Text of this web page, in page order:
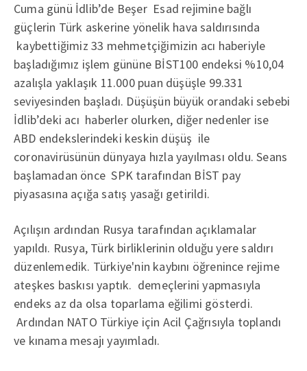
Cuma günü İdlib’de Beşer Esad rejimine bağlı
güçlerin Türk askerine yönelik hava saldırısında
kaybettiğimiz 33 mehmetçiğimizin acı haberiyle
başladığımız işlem gününe BİST100 endeksi %10,04
azalışla yaklaşık 11.000 puan düşüşle 99.331
seviyesinden başladı. Düşüşün büyük orandaki sebebi
İdlib’deki acı haberler olurken, diğer nedenler ise
ABD endekslerindeki keskin düşüş ile
coronavirüsünün dünyaya hızla yayılması oldu. Seans
başlamadan önce SPK tarafından BİST pay
piyasasına açığa satış yasağı getirildi.
Açılışın ardından Rusya tarafından açıklamalar
yapıldı. Rusya, Türk birliklerinin olduğu yere saldırı
düzenlemedik. Türkiye'nin kaybını öğrenince rejime
ateşkes baskısı yaptık. demeçlerini yapmasıyla
endeks az da olsa toparlama eğilimi gösterdi.
Ardından NATO Türkiye için Acil Çağrısıyla toplandı
ve kınama mesajı yayımladı.